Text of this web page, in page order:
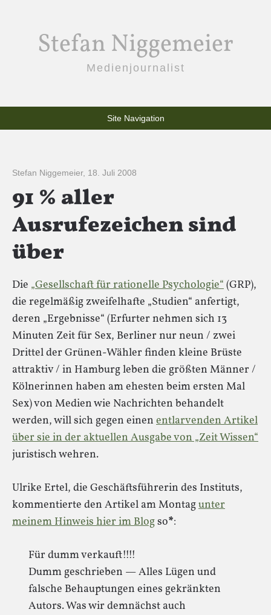
Stefan Niggemeier
Medienjournalist
Site Navigation
Stefan Niggemeier, 18. Juli 2008
91 % aller
Ausrufezeichen sind
über
Die „Gesellschaft für rationelle Psychologie“(GRP),
die regelmäßig zweifelhafte „Studien“ anfertigt,
deren „Ergebnisse“ (Erfurter nehmen sich 13
Minuten Zeit für Sex, Berliner nur neun / zwei
Drittel der Grünen-Wähler finden kleine Brüste
attraktiv / in Hamburg leben die größten Männer /
Kölnerinnen haben am ehesten beim ersten Mal
Sex) von Medien wie Nachrichten behandelt
werden, will sich gegen einen entlarvenden Artikel
über sie in der aktuellen Ausgabe von „Zeit Wissen“
juristisch wehren.
Ulrike Ertel, die Geschäftsführerin des Instituts,
kommentierte den Artikel am Montagunter
meinem Hinweis hier im Blogso*:
Für dumm verkauft!!!!
Dumm geschrieben — Alles Lügen und
falsche Behauptungen eines gekränkten
Autors. Was wir demnächst auch